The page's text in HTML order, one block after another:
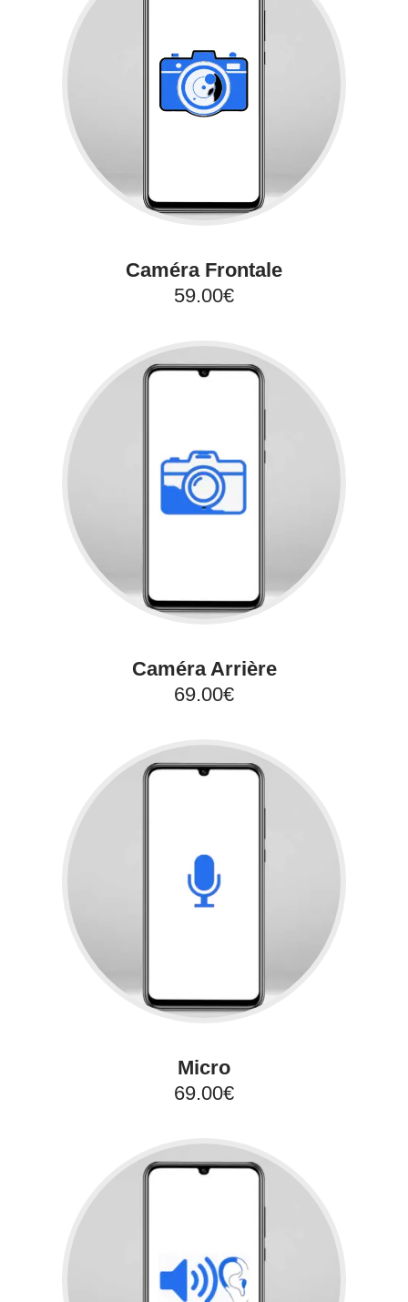
Caméra Frontale
59.00€
Caméra Arrière
69.00€
Micro
69.00€